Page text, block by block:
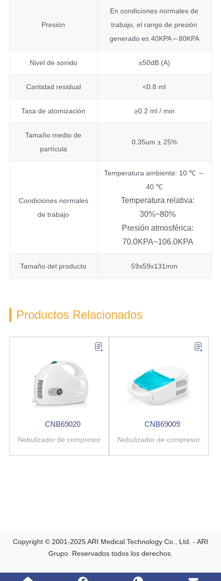
Presión
En condiciones normales de
trabajo, el rango de presión
generado es 40KPA～80KPA
Nivel de sonido ≤50dB (A)
Cantidad residual <0.8 ml
Tasa de atomización ≥0.2 ml / min
Tamaño medio de
partícula
0.35um ± 25%
Condiciones normales
de trabajo
Temperatura ambiente: 10 ℃ ～
40 ℃
Temperatura relativa:
30%~80%
Presión atmosférica:
70.0KPA~106.0KPA
Tamaño del producto 59x59x131mm
Productos Relacionados
CNB69020
Nebulizador de compresor
CNB69009
Nebulizador de compresor
Copyright © 2001-2025 ARI Medical Technology Co., Ltd. - ARI
Grupo. Reservados todos los derechos.